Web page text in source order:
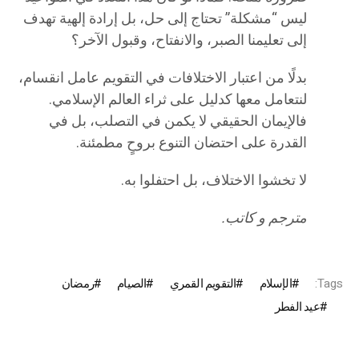
ليس “مشكلة” تحتاج إلى حل، بل إرادة إلهية تهدف
إلى تعليمنا الصبر، والانفتاح، وقبول الآخر؟
بدلًا من اعتبار الاختلافات في التقويم عامل انقسام،
لنتعامل معها كدليل على ثراء العالم الإسلامي.
فالإيمان الحقيقي لا يكمن في التصلب، بل في
القدرة على احتضان التنوع بروحٍ مطمئنة.
لا تخشوا الاختلاف، بل احتفلوا به.
مترجم و كاتب.
Tags: الإسلام التقويم القمري الصيام
رمضان
عيد الفطر